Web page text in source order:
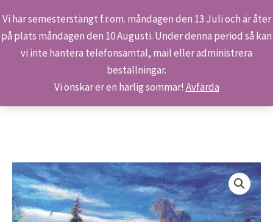
Vi har semesterstängt f.r.om. måndagen den 13 Juli och är åter
på plats måndagen den 10 Augusti. Under denna period så kan
vi inte hantera telefonsamtal, mail eller administrera
beställningar.
Vi önskar er en härlig sommar! Avfärda
Hoppa
Sök
Hem Butiken
Produkter